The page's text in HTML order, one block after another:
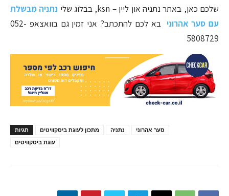
שלכם כאן, באתר נתניה און ליין – ksn, בבלוג שלי
נתניה מבשלת
עם סער אהרוני
בא לכם להתכתב? אני זמין גם בוואצאפ 052-
5808729
תגיות מתכון לעוגת ביסקוויטים נתניה
סער אהרוני
עוגת ביסקוויטים